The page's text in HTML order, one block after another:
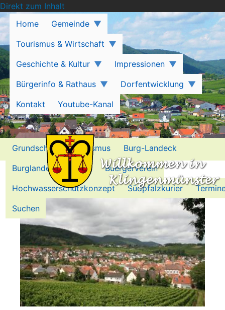
Direkt zum Inhalt
Home
Gemeinde
Tourismus & Wirtschaft
Geschichte & Kultur
Impressionen
Bürgerinfo & Rathaus
Dorfentwicklung
Kontakt
Youtube-Kanal
Grundschule Tourismus
Burg-Landeck
Burglandeck-Stiftung
Buergerverein
Hochwasserschutzkonzept
Südpfalzkurier
Suchen
Kerwe